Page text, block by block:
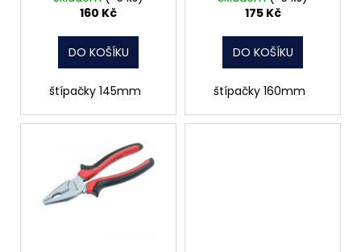
160 Kč
DO KOŠÍKU
štípačky 145mm
175 Kč
DO KOŠÍKU
štípačky 160mm